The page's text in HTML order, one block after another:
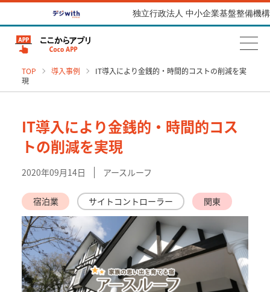
独立行政法人 中小企業基盤整備機構
TOP 導入事例
IT導入により金銭的・時間的コストの削減を実
現
IT導入により金銭的・時間的コス
トの削減を実現
2020年09月14日 アースルーフ
宿泊業 サイトコントローラー 関東